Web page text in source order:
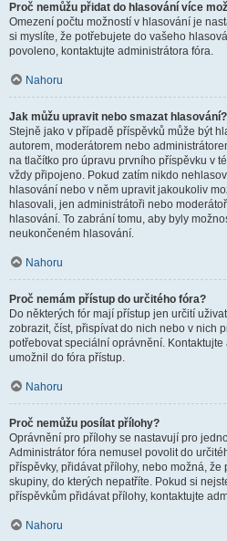
Proč nemůžu přidat do hlasování více
Omezení počtu možností v hlasování je
si myslíte, že potřebujete do vašeho
povoleno, kontaktujte administrátora fóra.
Nahoru
Jak můžu upravit nebo smazat hlasování?
Stejně jako v případě příspěvků může být
autorem, moderátorem nebo
na tlačítko pro úpravu prvního příspěvku v
vždy připojeno. Pokud zatím nikdo
hlasování nebo v něm upravit jakoukoliv
hlasovali, jen administrátoři nebo
hlasování. To zabrání tomu, aby byly
neukončeném hlasování.
Nahoru
Proč nemám přístup do určitého fóra?
Do některých fór mají přístup jen určití
zobrazit, číst, přispívat do nich nebo v nich
potřebovat speciální oprávnění.
umožnil do fóra přístup.
Nahoru
Proč nemůžu posílat přílohy?
Oprávnění pro přílohy se nastavují pro
Administrátor fóra nemusel povolit do
příspěvky, přidávat přílohy, nebo možná,
skupiny, do kterých nepatříte. Pokud si
příspěvkům přidávat přílohy, kontaktujte
Nahoru